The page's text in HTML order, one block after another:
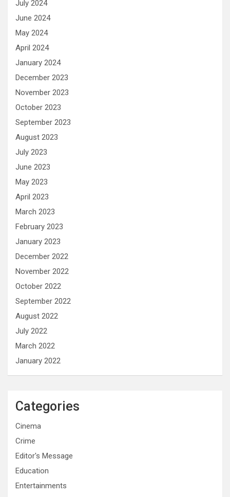
July 2024
June 2024
May 2024
April 2024
January 2024
December 2023
November 2023
October 2023
September 2023
August 2023
July 2023
June 2023
May 2023
April 2023
March 2023
February 2023
January 2023
December 2022
November 2022
October 2022
September 2022
August 2022
July 2022
March 2022
January 2022
Categories
Cinema
Crime
Editor's Message
Education
Entertainments